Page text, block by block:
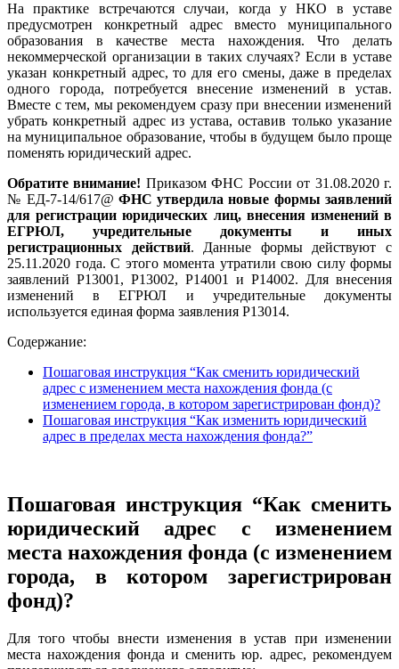
На практике встречаются случаи, когда у НКО в уставе
предусмотрен конкретный адрес вместо муниципального
образования в качестве места нахождения. Что делать
некоммерческой организации в таких случаях? Если в уставе
указан конкретный адрес, то для его смены, даже в пределах
одного города, потребуется внесение изменений в устав.
Вместе с тем, мы рекомендуем сразу при внесении изменений
убрать конкретный адрес из устава, оставив только указание
на муниципальное образование, чтобы в будущем было проще
поменять юридический адрес.
Обратите внимание! Приказом ФНС России от 31.08.2020 г.
№ ЕД-7-14/617@ ФНС утвердила новые формы заявлений
для регистрации юридических лиц, внесения изменений в
ЕГРЮЛ, учредительные документы и иных
регистрационных действий. Данные формы действуют с
25.11.2020 года. С этого момента утратили свою силу формы
заявлений Р13001, Р13002, Р14001 и Р14002. Для внесения
изменений в ЕГРЮЛ и учредительные документы
используется единая форма заявления Р13014.
Содержание:
Пошаговая инструкция “Как сменить юридический
адрес с изменением места нахождения фонда (с
изменением города, в котором зарегистрирован фонд)?
Пошаговая инструкция “Как изменить юридический
адрес в пределах места нахождения фонда?”
Пошаговая инструкция “Как сменить
юридический адрес с изменением
места нахождения фонда (с изменением
города, в котором зарегистрирован
фонд)?
Для того чтобы внести изменения в устав при изменении
места нахождения фонда и сменить юр. адрес, рекомендуем